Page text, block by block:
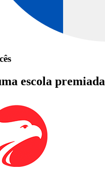
escola premiada